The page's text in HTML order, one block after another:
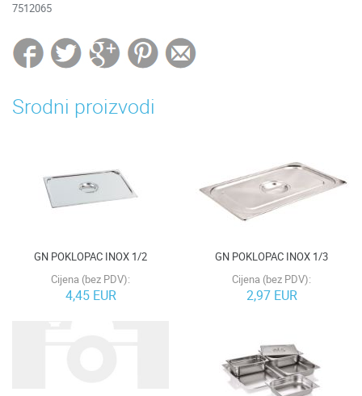
7512065
Srodni proizvodi
GN POKLOPAC INOX 1/2
Cijena (bez PDV):
4,45 EUR
GN POKLOPAC INOX 1/3
Cijena (bez PDV):
2,97 EUR